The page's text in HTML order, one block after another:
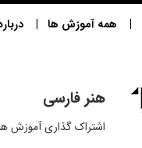
همه آموزش ها
هنر فارسی
اشتراک گذاری آموزش